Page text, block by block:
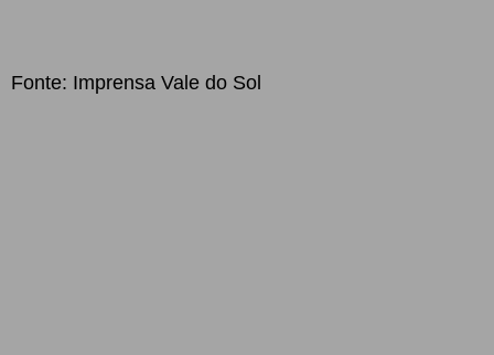
Fonte: Imprensa Vale do Sol